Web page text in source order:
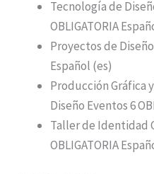
Tecnología de
OBLIGATORIA
Proyectos de
Español (es)
Producción Gráfica
Diseño Eventos 6
Taller de Identidad
OBLIGATORIA